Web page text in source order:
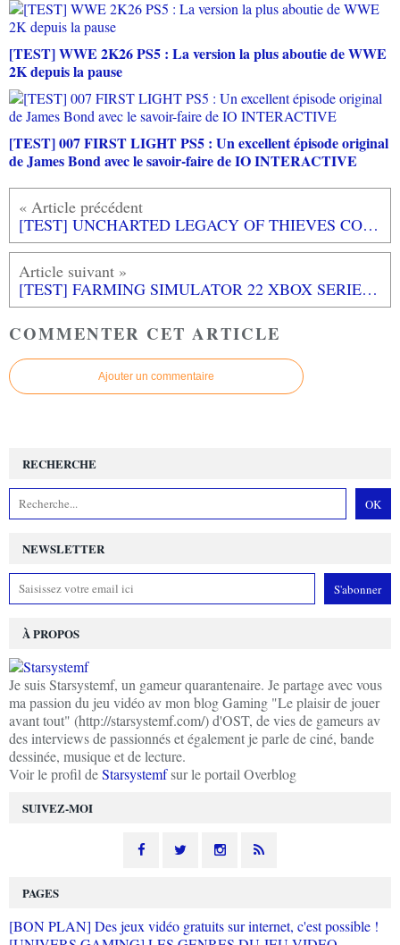
[TEST] WWE 2K26 PS5 : La version la plus aboutie de WWE
2K depuis la pause
[TEST] 007 FIRST LIGHT PS5 : Un excellent épisode original
de James Bond avec le savoir-faire de IO INTERACTIVE
[TEST] UNCHARTED LEGACY OF THIEVES COLLECTION PS5 : Surtout pour les nouveaux explorateurs
[TEST] FARMING SIMULATOR 22 XBOX SERIES X : Tout n'est pas si facile... dans les prés
COMMENTER CET ARTICLE
Ajouter un commentaire
NEWSLETTER
SUIVEZ-MOI
RECHERCHE
À PROPOS
Je suis Starsystemf, un gameur quarantenaire. Je partage avec vous
ma passion du jeu vidéo av mon blog Gaming "Le plaisir de jouer
avant tout" (http://starsystemf.com/) d'OST, de vies de gameurs av
des interviews de passionnés et également je parle de ciné, bande
dessinée, musique et de lecture.
Voir le profil deStarsystemfsur le portail Overblog
PAGES
[BON PLAN] Des jeux vidéo gratuits sur internet, c'est possible !